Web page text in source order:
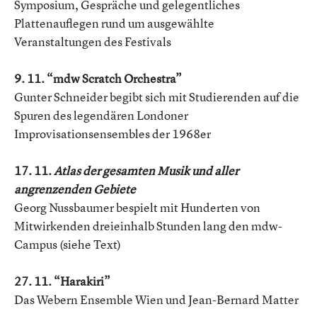
Symposium, Gespräche und gelegentliches
Plattenauflegen rund um ausgewählte
Veranstaltungen des Festivals
9. 11. “mdw Scratch Orchestra”
Gunter Schneider begibt sich mit Studierenden auf die
Spuren des legendären Londoner
Improvisationsensembles der 1968er
17. 11.Atlas der gesamten Musik und aller
angrenzenden Gebiete
Georg Nussbaumer bespielt mit Hunderten von
Mitwirkenden dreieinhalb Stunden lang den mdw-
Campus (siehe Text)
27. 11. “Harakiri”
Das Webern Ensemble Wien und Jean-Bernard Matter